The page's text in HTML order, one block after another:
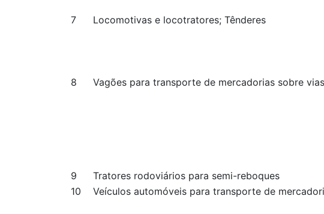
7
Locomotivas e locotratores; Tênderes
8
Vagões para transporte de mercadorias sobre
9
Tratores rodoviários para semi-reboques
10
Veículos automóveis para transporte de